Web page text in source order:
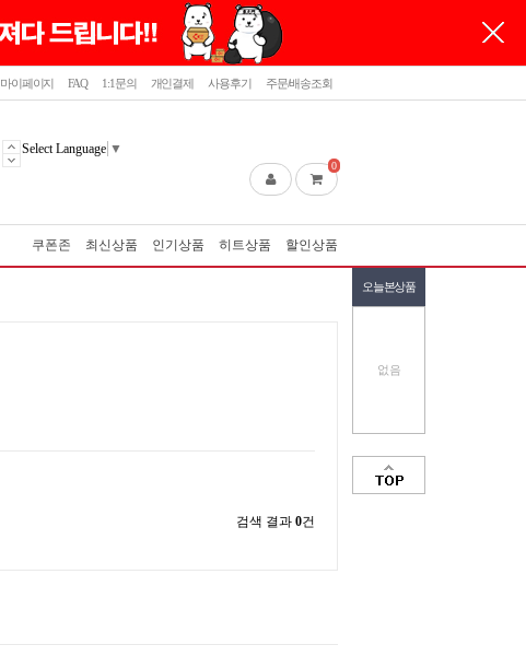
마이페이지 FAQ 1:1문의 개인결제 사용후기 주문/배송조회
Select Language ▼
0
쿠폰존 최신상품 인기상품 히트상품 할인상품
오늘본상품
없음
검색 결과 0건